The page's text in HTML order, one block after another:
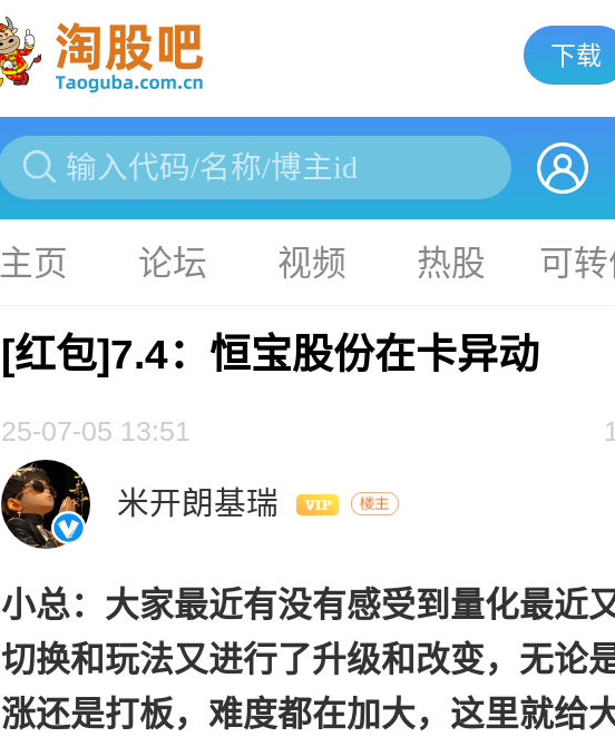
主页 论坛 视频 热股 可转
下载
[红包]7.4：恒宝股份在卡异动
25-07-05 13:51
米开朗基瑞
小总：大家最近有没有感受到量化最近
切换和玩法又进行了升级和改变，无论
涨还是打板，难度都在加大，这里就给